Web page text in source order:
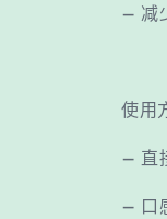
– 减
使用
– 直
– 口